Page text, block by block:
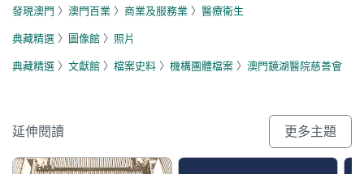
發現澳門 〉 澳門百業 〉 商業及服務業 〉 醫療衛生
典藏精選 〉 圖像館 〉 照片
典藏精選 〉 文獻館 〉 檔案史料 〉 機構團體檔案 〉 澳門鏡湖醫院慈善會
延伸閱讀 更多主題